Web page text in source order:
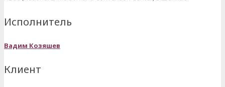
Исполнитель
Вадим Козяшев
Клиент